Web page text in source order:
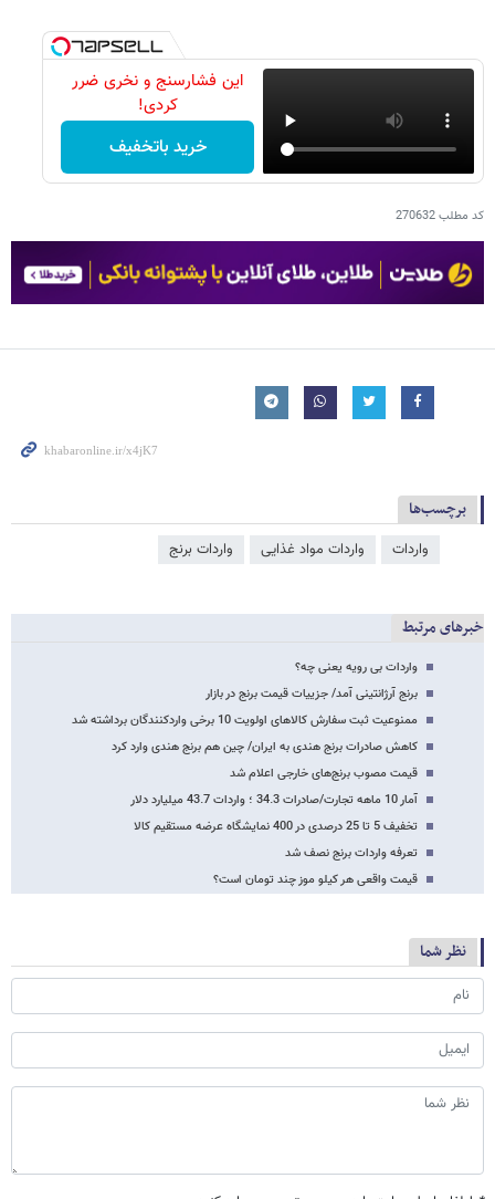
این فشارسنج و نخری ضرر
کردی!
خرید باتخفیف
کد مطلب270632
برچسب‌ها
واردات واردات مواد غذایی واردات برنج
خبرهای مرتبط
واردات بی رویه یعنی چه؟
برنج آرژانتینی آمد/ جزییات قیمت برنج در بازار
ممنوعیت ثبت سفارش کالاهای اولویت 10 برخی واردکنندگان برداشته شد
کاهش صادرات برنج هندی به ایران/ چین هم برنج هندی وارد کرد
قیمت مصوب برنج‌های خارجی اعلام شد
آمار 10 ماهه تجارت/صادرات 34.3 ؛ واردات 43.7 میلیارد دلار
تخفیف 5 تا 25 درصدی در 400 نمایشگاه عرضه مستقیم کالا
تعرفه واردات برنج نصف شد
قیمت واقعی هر کیلو موز چند تومان است؟
نظر شما